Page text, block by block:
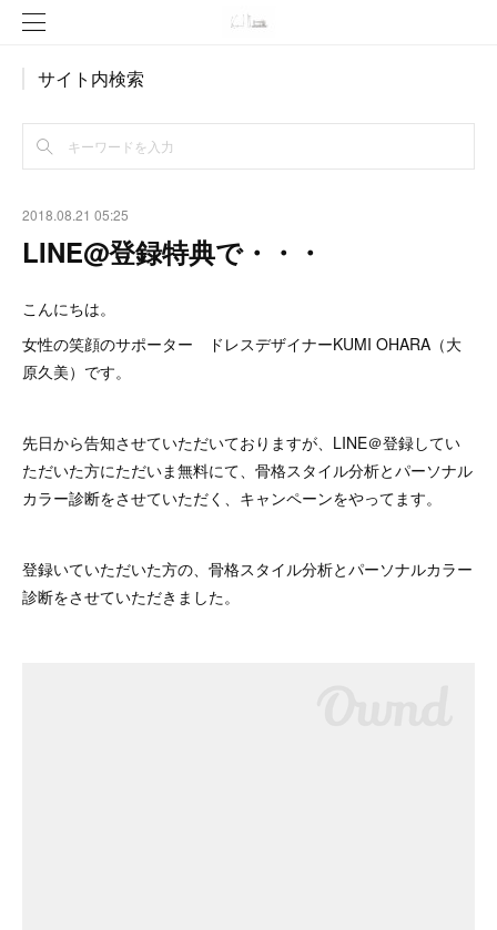
サイト内検索
2018.08.21 05:25
LINE@登録特典で・・・
こんにちは。
女性の笑顔のサポーター ドレスデザイナーKUMI OHARA（大
原久美）です。
先日から告知させていただいておりますが、LINE＠登録してい
ただいた方にただいま無料にて、骨格スタイル分析とパーソナル
カラー診断をさせていただく、キャンペーンをやってます。
登録いていただいた方の、骨格スタイル分析とパーソナルカラー
診断をさせていただきました。